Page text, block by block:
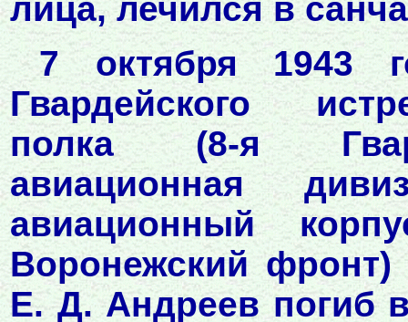
лица, лечился в
7 октября 1943
Гвардейского
полка (8-я
авиационная
авиационный
Воронежский фронт)
Е. Д. Андреев погиб